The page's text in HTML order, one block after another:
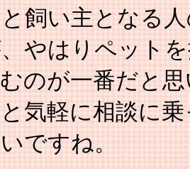
飼い主となる
やはりペット
のが一番だと
気軽に相談に
ですね。